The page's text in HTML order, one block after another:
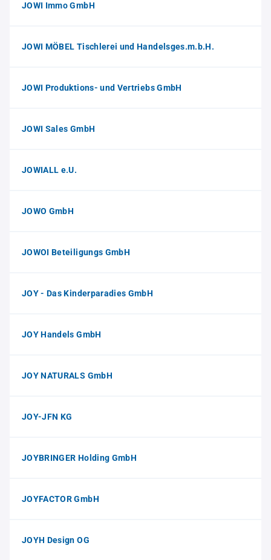
JOWI Immo GmbH
JOWI MÖBEL Tischlerei und Handelsges.m.b.H.
JOWI Produktions- und Vertriebs GmbH
JOWI Sales GmbH
JOWIALL e.U.
JOWO GmbH
JOWOI Beteiligungs GmbH
JOY - Das Kinderparadies GmbH
JOY Handels GmbH
JOY NATURALS GmbH
JOY-JFN KG
JOYBRINGER Holding GmbH
JOYFACTOR GmbH
JOYH Design OG